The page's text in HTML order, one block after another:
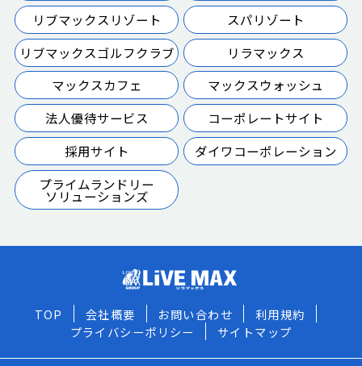
リブマックスリゾート
スパリゾート
リブマックスゴルフクラブ
リラマックス
マックスカフェ
マックスウォッシュ
法人優待サービス
コーポレートサイト
採用サイト
ダイワコーポレーション
プライムランドリー
ソリューションズ
TOP 会社概要 お問い合わせ
利用規約
プライバシーポリシー
サイトマップ